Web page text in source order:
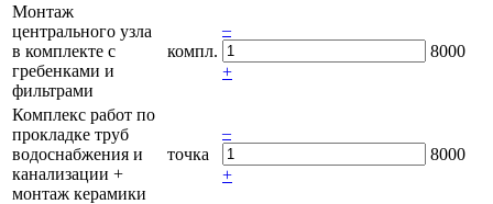
Монтаж
центрального узла
в комплекте с
гребенками и
фильтрами
компл.
–
+
8000
Комплекс работ по
прокладке труб
водоснабжения и
канализации +
монтаж керамики
точка
–
+
8000